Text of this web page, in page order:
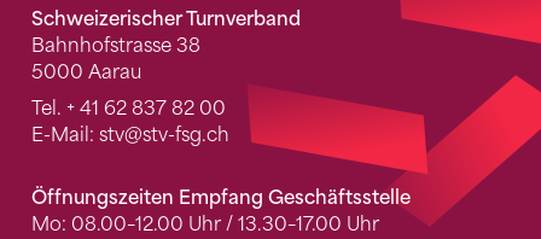
Schweizerischer Turnverband
Bahnhofstrasse 38
5000 Aarau
Tel. + 41 62 837 82 00
E-Mail: stv@stv-fsg.ch
Öffnungszeiten Empfang Geschäftsstelle
Mo: 08.00–12.00 Uhr / 13.30–17.00 Uhr